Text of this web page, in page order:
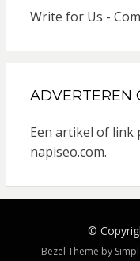
Write for Us -
ADVERTEREN
Een artikel of link
napiseo.com.
©
Bezel Theme by